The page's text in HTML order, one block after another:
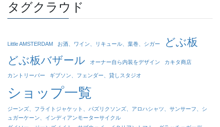
タグクラウド
Little AMSTERDAM お酒、ワイン、リキュール、葉巻、シガー
どぶ板
どぶ板バザール
オーナー自ら内装をデザイン カキタ商店
カントリーバー ギブソン、フェンダー、貸しスタジオ
ショップ一覧
ジーンズ、フライトジャケット、パズリクソンズ、アロハシャツ、サンサーフ、シ
ュガーケーン、インディアンモーターサイクル